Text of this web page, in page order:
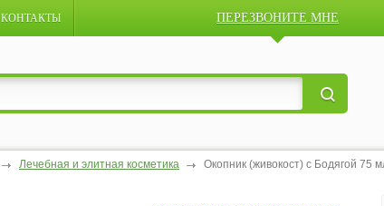
КОНТАКТЫ ПЕРЕЗВОНИТЕ МНЕ
Лечебная и элитная косметика Окопник (живокост) с Бодягой 75